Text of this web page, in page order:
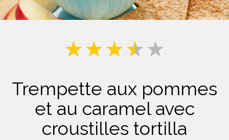
Trempette aux pommes
et au caramel avec
croustilles tortilla